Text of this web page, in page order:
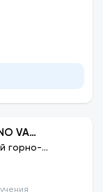
VA
горно-